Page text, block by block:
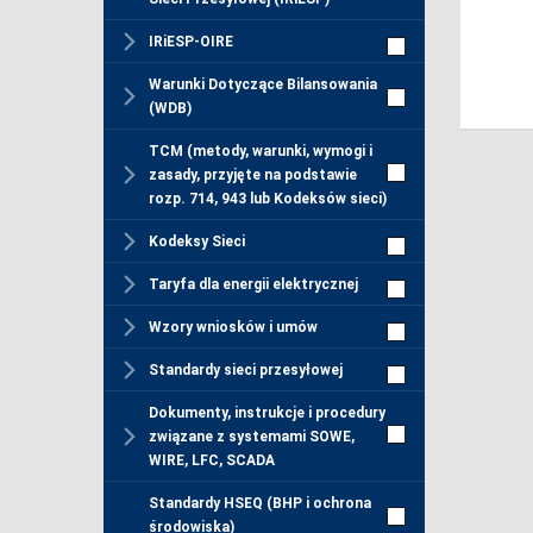
IRiESP-OIRE
Warunki Dotyczące Bilansowania
(WDB)
TCM (metody, warunki, wymogi i
zasady, przyjęte na podstawie
rozp. 714, 943 lub Kodeksów sieci)
Kodeksy Sieci
Taryfa dla energii elektrycznej
Wzory wniosków i umów
Standardy sieci przesyłowej
Dokumenty, instrukcje i procedury
związane z systemami SOWE,
WIRE, LFC, SCADA
Standardy HSEQ (BHP i ochrona
środowiska)